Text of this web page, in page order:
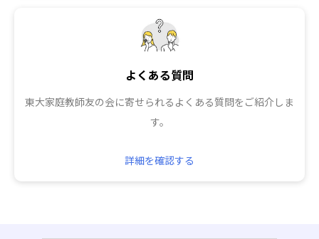
よくある質問
東大家庭教師友の会に寄せられるよくある質問をご紹介しま
す。
詳細を確認する